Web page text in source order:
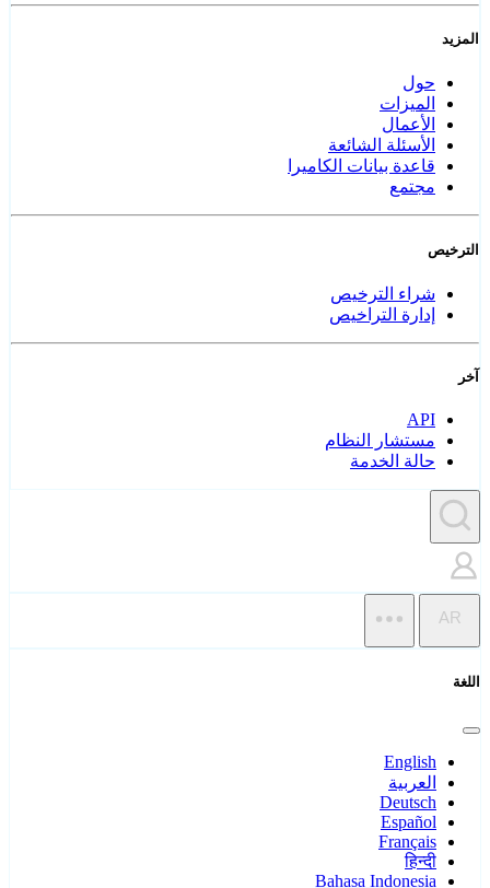
المزيد
حول
الميزات
الأعمال
الأسئلة الشائعة
قاعدة بيانات الكاميرا
مجتمع
الترخيص
شراء الترخيص
إدارة التراخيص
آخر
API
مستشار النظام
حالة الخدمة
AR
اللغة
English
العربية
Deutsch
Español
Français
हिन्दी
Bahasa Indonesia